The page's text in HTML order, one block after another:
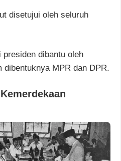
disetujui oleh seluruh
dibantu oleh
dibentuknya MPR dan DPR.